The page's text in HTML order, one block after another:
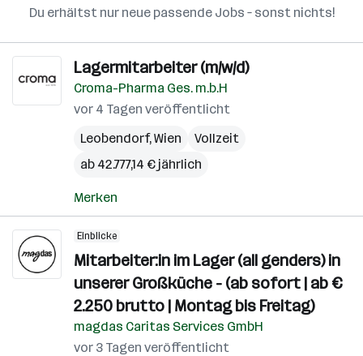
Du erhältst nur neue passende Jobs – sonst nichts!
Lagermitarbeiter (m/w/d)
Croma-Pharma Ges. m.b.H
vor 4 Tagen veröffentlicht
Leobendorf,Wien
Vollzeit
ab 42.777,14 € jährlich
Merken
Einblicke
Mitarbeiter:in im Lager (all genders) in
unserer Großküche - (ab sofort | ab €
2.250 brutto | Montag bis Freitag)
magdas Caritas Services GmbH
vor 3 Tagen veröffentlicht